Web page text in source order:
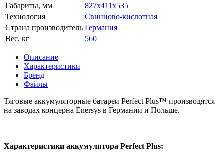
Габариты, мм
827x411x535
Технология
Свинцово-кислотная
Страна производитель Германия
Вес, кг
560
Описание
Характеристики
Бренд
Файлы
Тяговые аккумуляторные батареи Perfect Plus™ производятся
на заводах концерна Enersys в Германии и Польше.
Характеристики аккумулятора Perfect Plus: